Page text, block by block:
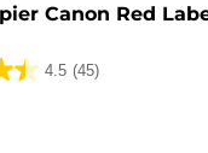
Canon Red
4.5 (45)